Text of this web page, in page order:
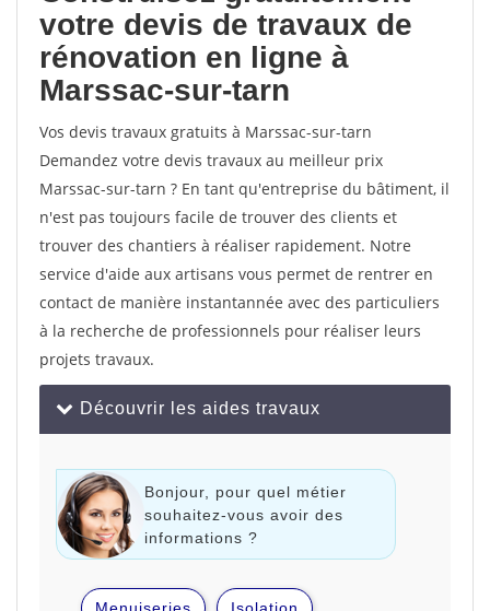
votre devis de travaux de
rénovation en ligne à
Marssac-sur-tarn
Vos devis travaux gratuits à Marssac-sur-tarn
Demandez votre devis travaux au meilleur prix
Marssac-sur-tarn ? En tant qu'entreprise du bâtiment, il
n'est pas toujours facile de trouver des clients et
trouver des chantiers à réaliser rapidement. Notre
service d'aide aux artisans vous permet de rentrer en
contact de manière instantannée avec des particuliers
à la recherche de professionnels pour réaliser leurs
projets travaux.